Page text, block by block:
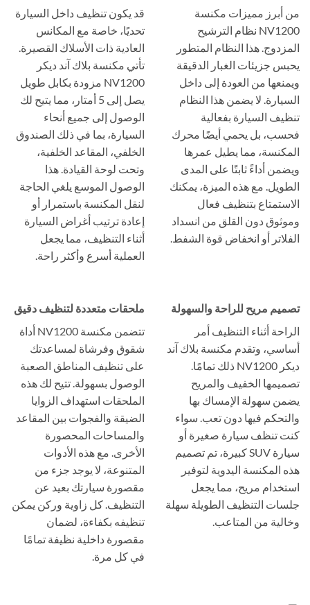
من أبرز مميزات مكنسة
NV1200 نظام الترشيح
المزدوج. هذا النظام المتطور
يحبس جزيئات الغبار الدقيقة
ويمنعها من العودة إلى داخل
السيارة. لا يضمن هذا النظام
تنظيف السيارة بفعالية
فحسب، بل يحمي أيضًا محرك
المكنسة، مما يطيل عمرها
ويضمن أداءً ثابتًا على المدى
الطويل. مع هذه الميزة، يمكنك
الاستمتاع بتنظيف فعال
وموثوق دون القلق من انسداد
الفلاتر أو انخفاض قوة الشفط.
قد يكون تنظيف داخل السيارة
تحديًا، خاصة مع المكانس
العادية ذات الأسلاك القصيرة.
تأتي مكنسة بلاك آند ديكر
NV1200 مزودة بكابل طويل
يصل إلى 5 أمتار، مما يتيح لك
الوصول إلى جميع أنحاء
السيارة، بما في ذلك الصندوق
الخلفي، المقاعد الخلفية،
وتحت لوحة القيادة. هذا
الوصول الموسع يلغي الحاجة
لنقل المكنسة باستمرار أو
إعادة ترتيب أغراض السيارة
أثناء التنظيف، مما يجعل
العملية أسرع وأكثر راحة.
تصميم مريح للراحة والسهولة
الراحة أثناء التنظيف أمر
أساسي، وتقدم مكنسة بلاك آند
ديكر NV1200 ذلك تمامًا.
تصميمها الخفيف والمريح
يضمن سهولة الإمساك بها
والتحكم فيها دون تعب. سواء
كنت تنظف سيارة صغيرة أو
سيارة SUV كبيرة، تم تصميم
هذه المكنسة اليدوية لتوفير
استخدام مريح، مما يجعل
جلسات التنظيف الطويلة سهلة
وخالية من المتاعب.
ملحقات متعددة لتنظيف دقيق
تتضمن مكنسة NV1200 أداة
شقوق وفرشاة لمساعدتك
على تنظيف المناطق الصعبة
الوصول بسهولة. تتيح لك هذه
الملحقات استهداف الزوايا
الضيقة والفجوات بين المقاعد
والمساحات المحصورة
الأخرى. مع هذه الأدوات
المتنوعة، لا يوجد جزء من
مقصورة سيارتك بعيد عن
التنظيف. كل زاوية وركن يمكن
تنظيفه بكفاءة، لضمان
مقصورة داخلية نظيفة تمامًا
في كل مرة.